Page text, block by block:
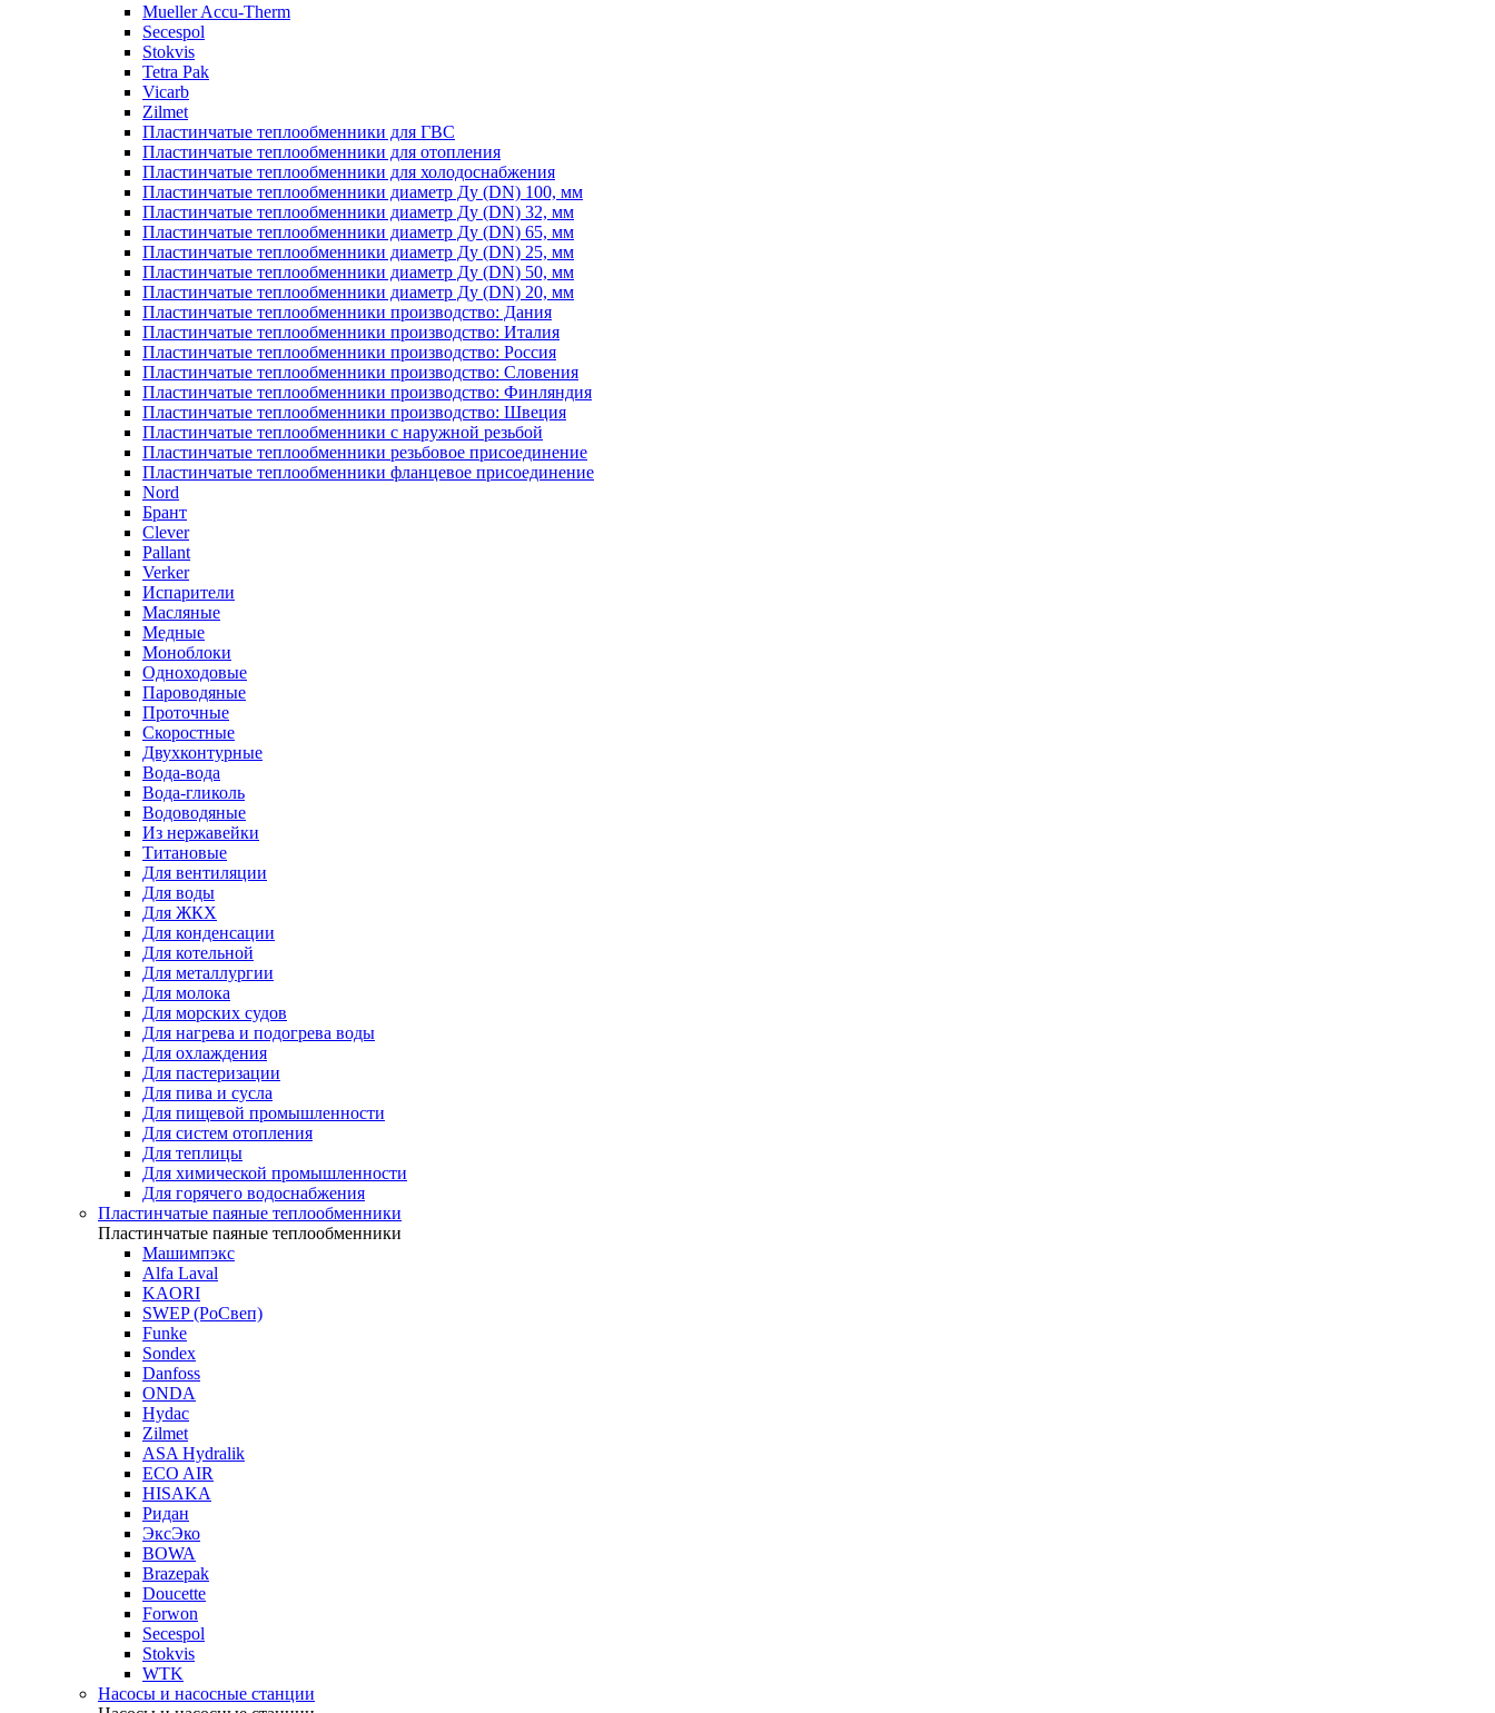
Mueller Accu-Therm
Secespol
Stokvis
Tetra Pak
Vicarb
Zilmet
Пластинчатые теплообменники для ГВС
Пластинчатые теплообменники для отопления
Пластинчатые теплообменники для холодоснабжения
Пластинчатые теплообменники диаметр Ду (DN) 100, мм
Пластинчатые теплообменники диаметр Ду (DN) 32, мм
Пластинчатые теплообменники диаметр Ду (DN) 65, мм
Пластинчатые теплообменники диаметр Ду (DN) 25, мм
Пластинчатые теплообменники диаметр Ду (DN) 50, мм
Пластинчатые теплообменники диаметр Ду (DN) 20, мм
Пластинчатые теплообменники производство: Дания
Пластинчатые теплообменники производство: Италия
Пластинчатые теплообменники производство: Россия
Пластинчатые теплообменники производство: Словения
Пластинчатые теплообменники производство: Финляндия
Пластинчатые теплообменники производство: Швеция
Пластинчатые теплообменники с наружной резьбой
Пластинчатые теплообменники резьбовое присоединение
Пластинчатые теплообменники фланцевое присоединение
Nord
Брант
Clever
Pallant
Verker
Испарители
Масляные
Медные
Моноблоки
Одноходовые
Пароводяные
Проточные
Скоростные
Двухконтурные
Вода-вода
Вода-гликоль
Водоводяные
Из нержавейки
Титановые
Для вентиляции
Для воды
Для ЖКХ
Для конденсации
Для котельной
Для металлургии
Для молока
Для морских судов
Для нагрева и подогрева воды
Для охлаждения
Для пастеризации
Для пива и сусла
Для пищевой промышленности
Для систем отопления
Для теплицы
Для химической промышленности
Для горячего водоснабжения
Пластинчатые паяные теплообменники
Пластинчатые паяные теплообменники
Машимпэкс
Alfa Laval
KAORI
SWEP (РоСвеп)
Funke
Sondex
Danfoss
ONDA
Hydac
Zilmet
ASA Hydralik
ECO AIR
HISAKA
Ридан
ЭксЭко
BOWA
Brazepak
Doucette
Forwon
Secespol
Stokvis
WTK
Насосы и насосные станции